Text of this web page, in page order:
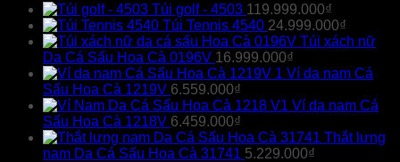
Túi golf - 4503 119.999.000₫
Túi Tennis 4540 24.999.000₫
Túi xách nữ
Da Cá Sấu Hoa Cà 0196V 16.999.000₫
Ví da nam Cá
Sấu Hoa Cà 1219V 6.559.000₫
Ví da nam Cá
Sấu Hoa Cà 1218V 6.459.000₫
Thắt lưng
nam Da Cá Sấu Hoa Cà 31741 5.229.000₫